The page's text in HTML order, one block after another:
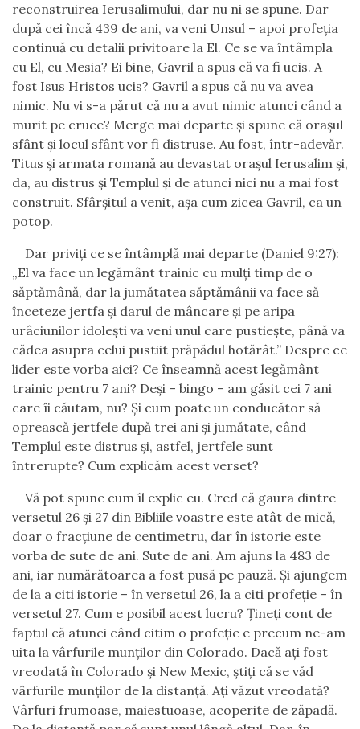
reconstruirea Ierusalimului, dar nu ni se spune. Dar
după cei încă 439 de ani, va veni Unsul – apoi profeția
continuă cu detalii privitoare la El. Ce se va întâmpla
cu El, cu Mesia? Ei bine, Gavril a spus că va fi ucis. A
fost Isus Hristos ucis? Gavril a spus că nu va avea
nimic. Nu vi s-a părut că nu a avut nimic atunci când a
murit pe cruce? Merge mai departe și spune că orașul
sfânt și locul sfânt vor fi distruse. Au fost, într-adevăr.
Titus și armata romană au devastat orașul Ierusalim și,
da, au distrus și Templul și de atunci nici nu a mai fost
construit. Sfârșitul a venit, așa cum zicea Gavril, ca un
potop.
Dar priviți ce se întâmplă mai departe (Daniel 9:27):
„El va face un legământ trainic cu mulţi timp de o
săptămână, dar la jumătatea săptămânii va face să
înceteze jertfa şi darul de mâncare şi pe aripa
urâciunilor idoleşti va veni unul care pustieşte, până va
cădea asupra celui pustiit prăpădul hotărât.” Despre ce
lider este vorba aici? Ce înseamnă acest legământ
trainic pentru 7 ani? Deși – bingo – am găsit cei 7 ani
care îi căutam, nu? Și cum poate un conducător să
oprească jertfele după trei ani și jumătate, când
Templul este distrus și, astfel, jertfele sunt
întrerupte? Cum explicăm acest verset?
Vă pot spune cum îl explic eu. Cred că gaura dintre
versetul 26 și 27 din Bibliile voastre este atât de mică,
doar o fracțiune de centimetru, dar în istorie este
vorba de sute de ani. Sute de ani. Am ajuns la 483 de
ani, iar numărătoarea a fost pusă pe pauză. Și ajungem
de la a citi istorie – în versetul 26, la a citi profeție – în
versetul 27. Cum e posibil acest lucru? Țineți cont de
faptul că atunci când citim o profeție e precum ne-am
uita la vârfurile munților din Colorado. Dacă ați fost
vreodată în Colorado și New Mexic, știți că se văd
vârfurile munților de la distanță. Ați văzut vreodată?
Vârfuri frumoase, maiestuoase, acoperite de zăpadă.